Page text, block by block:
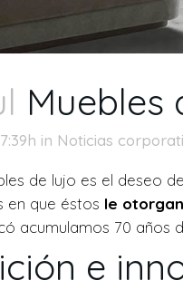
Muebles
in Noticias
de lujo es el deseo
en que éstos le
acumulamos 70 años
e